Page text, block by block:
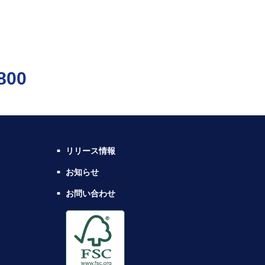
リリース情報
お知らせ
お問い合わせ